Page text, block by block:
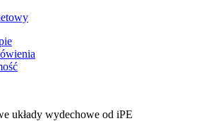
układy wydechowe od iPE